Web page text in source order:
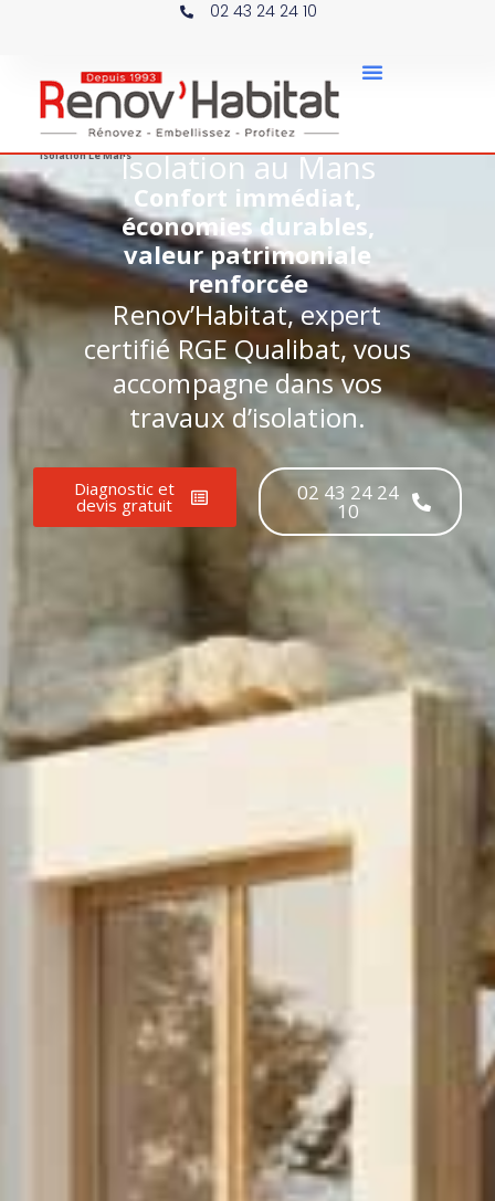
02 43 24 24 10
Isolation Le MansIsolation au Mans
Confort immédiat,
économies durables,
valeur patrimoniale
renforcée
Renov’Habitat, expert
certifié RGE Qualibat, vous
accompagne dans vos
travaux d’isolation.
Diagnostic et
devis gratuit 02 43 24 24
10